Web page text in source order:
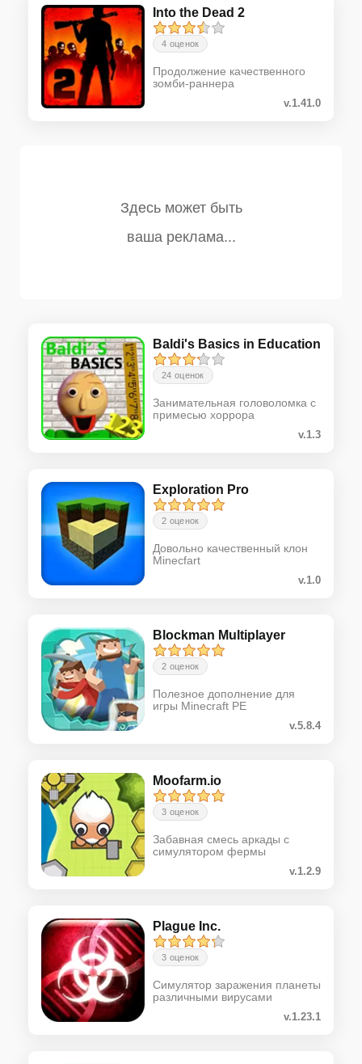
Into the Dead 2
4 оценок
Продолжение качественного
зомби-раннера
v.1.41.0
Baldi's Basics in Education
24 оценок
Занимательная головоломка с
примесью хоррора
v.1.3
Exploration Pro
2 оценок
Довольно качественный клон
Minecfart
v.1.0
Blockman Multiplayer
2 оценок
Полезное дополнение для
игры Minecraft PE
v.5.8.4
Moofarm.io
3 оценок
Забавная смесь аркады с
симулятором фермы
v.1.2.9
Plague Inc.
3 оценок
Симулятор заражения планеты
различными вирусами
v.1.23.1